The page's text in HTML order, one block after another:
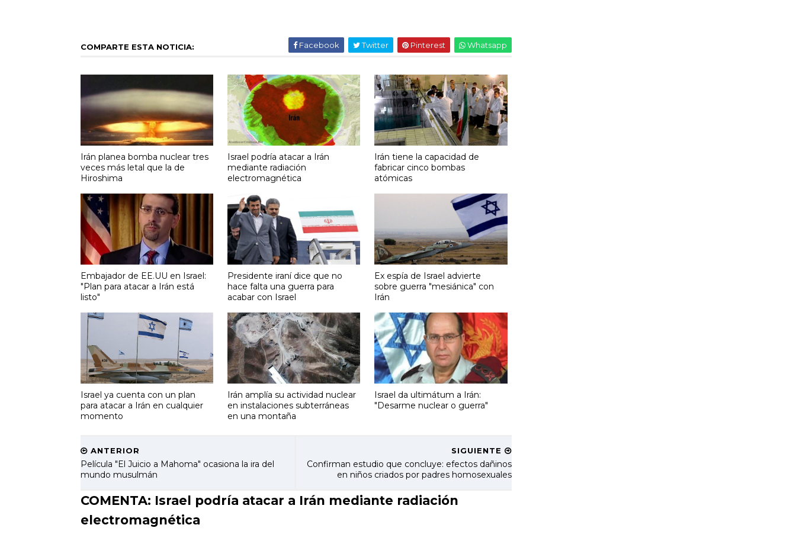
COMPARTE ESTA NOTICIA: Facebook Twitter Pinterest Whatsapp
Irán planea bomba nuclear tres
veces más letal que la de
Hiroshima
Israel podría atacar a Irán
mediante radiación
electromagnética
Irán tiene la capacidad de
fabricar cinco bombas
atómicas
Embajador de EE.UU en Israel:
"Plan para atacar a Irán está
listo"
Presidente iraní dice que no
hace falta una guerra para
acabar con Israel
Ex espía de Israel advierte
sobre guerra "mesiánica" con
Irán
Israel ya cuenta con un plan
para atacar a Irán en cualquier
momento
Irán amplía su actividad nuclear
en instalaciones subterráneas
en una montaña
Israel da ultimátum a Irán:
"Desarme nuclear o guerra"
SIGUIENTE
Confirman estudio que concluye: efectos dañinos
en niños criados por padres homosexuales
ANTERIOR
Película "El Juicio a Mahoma" ocasiona la ira del
mundo musulmán
COMENTA: Israel podría atacar a Irán mediante radiación
electromagnética